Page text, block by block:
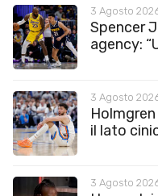
3 Agosto
Spencer
agency:
3 Agosto
il lato
3 Agosto